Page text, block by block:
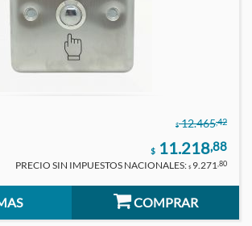
$ 12.465,42
$ 11.218,88
PRECIO SIN IMPUESTOS NACIONALES: $ 9.271,80
COMPRAR